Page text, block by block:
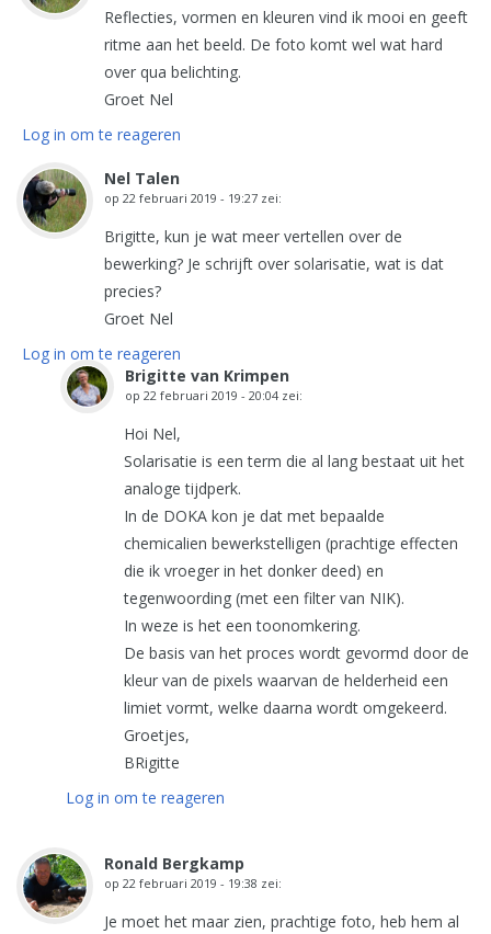
Reflecties, vormen en kleuren vind ik mooi en geeft
ritme aan het beeld. De foto komt wel wat hard
over qua belichting.
Groet Nel
Log in om te reageren
Nel Talen
op 22 februari 2019 - 19:27 zei:
Brigitte, kun je wat meer vertellen over de
bewerking? Je schrijft over solarisatie, wat is dat
precies?
Groet Nel
Log in om te reageren
Brigitte van Krimpen
op 22 februari 2019 - 20:04 zei:
Hoi Nel,
Solarisatie is een term die al lang bestaat uit het
analoge tijdperk.
In de DOKA kon je dat met bepaalde
chemicalien bewerkstelligen (prachtige effecten
die ik vroeger in het donker deed) en
tegenwoording (met een filter van NIK).
In weze is het een toonomkering.
De basis van het proces wordt gevormd door de
kleur van de pixels waarvan de helderheid een
limiet vormt, welke daarna wordt omgekeerd.
Groetjes,
BRigitte
Log in om te reageren
Ronald Bergkamp
op 22 februari 2019 - 19:38 zei:
Je moet het maar zien, prachtige foto, heb hem al